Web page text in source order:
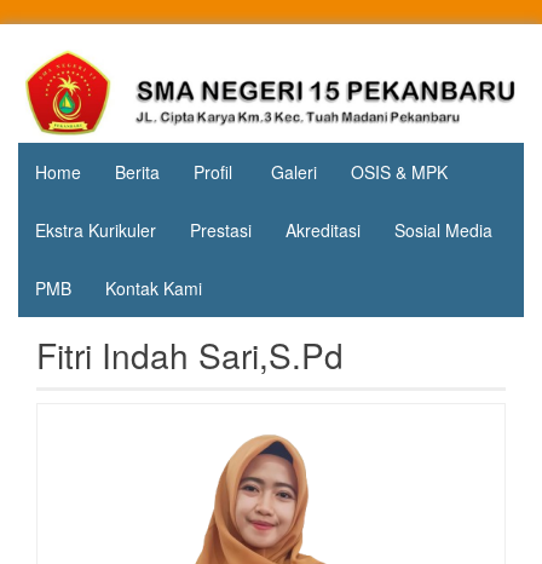
contentSMA
Negeri 15
Pekanbaru
Jl. Cipta
Karya
KM.3, Kec.
Tuah
Madani,
Home Berita Profil Galeri OSIS & MPK
Ekstra Kurikuler Prestasi Akreditasi Sosial Media
PMB Kontak Kami
Fitri Indah Sari,S.Pd